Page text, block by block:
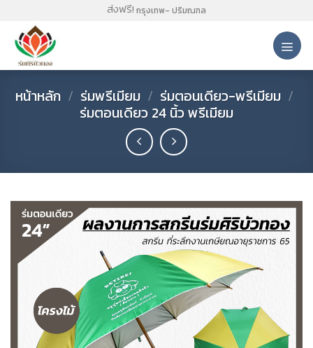
content
ส่งฟรี! กรุงเทพ- ปริมณฑล
หน้าหลัก / ร่มพรีเมียม / ร่มตอนเดียว-พรีเมียม /
ร่มตอนเดียว 24 นิ้ว พรีเมียม